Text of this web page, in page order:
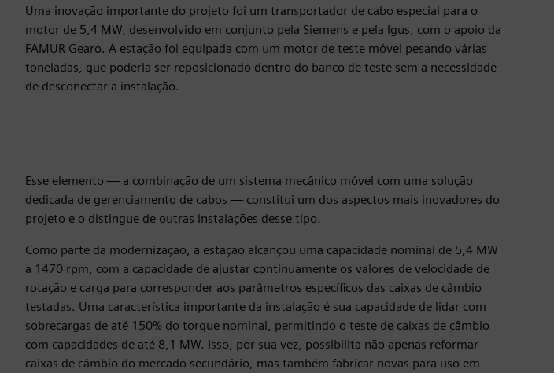
Uma inovação importante do projeto foi um transportador de cabo especial para o
motor de 5,4 MW, desenvolvido em conjunto pela Siemens e pela Igus, com o apoio da
FAMUR Gearo. A estação foi equipada com um motor de teste móvel pesando várias
toneladas, que poderia ser reposicionado dentro do banco de teste sem a necessidade
de desconectar a instalação.
Esse elemento — a combinação de um sistema mecânico móvel com uma solução
dedicada de gerenciamento de cabos — constitui um dos aspectos mais inovadores do
projeto e o distingue de outras instalações desse tipo.
Como parte da modernização, a estação alcançou uma capacidade nominal de 5,4 MW
a 1470 rpm, com a capacidade de ajustar continuamente os valores de velocidade de
rotação e carga para corresponder aos parâmetros específicos das caixas de câmbio
testadas. Uma característica importante da instalação é sua capacidade de lidar com
sobrecargas de até 150% do torque nominal, permitindo o teste de caixas de câmbio
com capacidades de até 8,1 MW. Isso, por sua vez, possibilita não apenas reformar
caixas de câmbio do mercado secundário, mas também fabricar novas para uso em